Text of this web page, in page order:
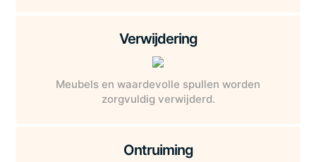
Verwijdering
Meubels en waardevolle spullen worden
zorgvuldig verwijderd.
Ontruiming